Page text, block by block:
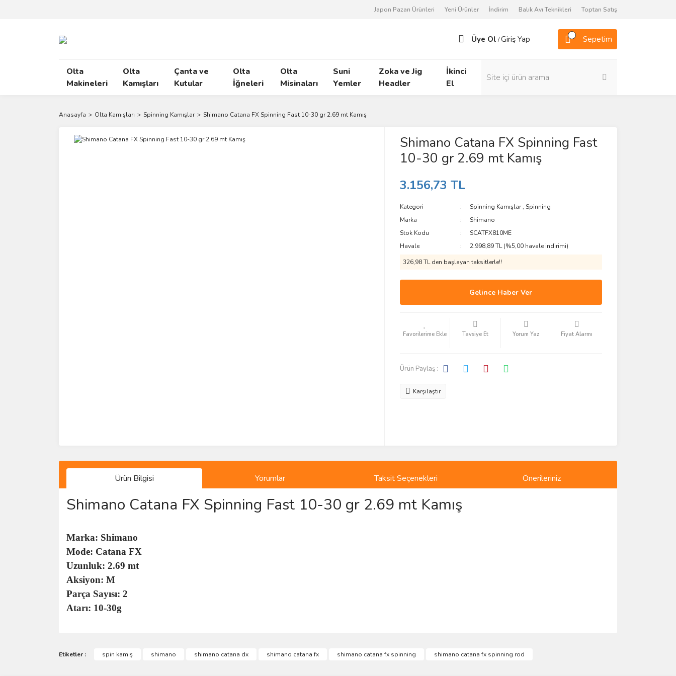
Japon Pazarı Ürünleri Yeni Ürünler İndirim Balık Avı Teknikleri Toptan Satış
Üye Ol /Giriş Yap Sepetim
Olta
Makineleri
Olta
Kamışları
Çanta ve
Kutular
Olta
İğneleri
Olta
Misinaları
Suni
Yemler
Zoka ve Jig
Headler
İkinci
El
Anasayfa Olta Kamışları Spinning Kamışlar Shimano Catana FX Spinning Fast 10-30 gr 2.69 mt Kamış
Shimano Catana FX Spinning Fast
10-30 gr 2.69 mt Kamış
3.156,73 TL
Kategori Spinning Kamışlar,Spinning
Marka
Shimano
Stok Kodu
SCATFX810ME
Havale
2.998,89 TL (%5,00 havale indirimi)
326,98 TL den başlayan taksitlerle!!
Gelince Haber Ver
Tavsiye Et Yorum Yaz Fiyat Alarmı
Ürün Paylaş :
Karşılaştır
Ürün Bilgisi Yorumlar Taksit Seçenekleri Önerileriniz
Shimano Catana FX Spinning Fast 10-30 gr 2.69 mt Kamış
Marka: Shimano
Mode: Catana FX
Uzunluk: 2.69 mt
Aksiyon: M
Parça Sayısı: 2
Atarı: 10-30g
Görüş ve önerileriniz için teşekkür ederiz.
Etiketler : spin kamış shimano shimano catana dx shimano catana fx shimano catana fx spinning shimano catana fx spinning rod